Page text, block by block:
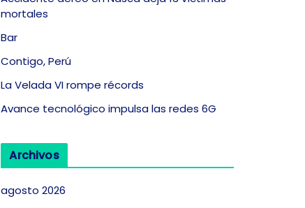
mortales
Bar
Contigo, Perú
La Velada VI rompe récords
Avance tecnológico impulsa las redes 6G
Archivos
agosto 2026